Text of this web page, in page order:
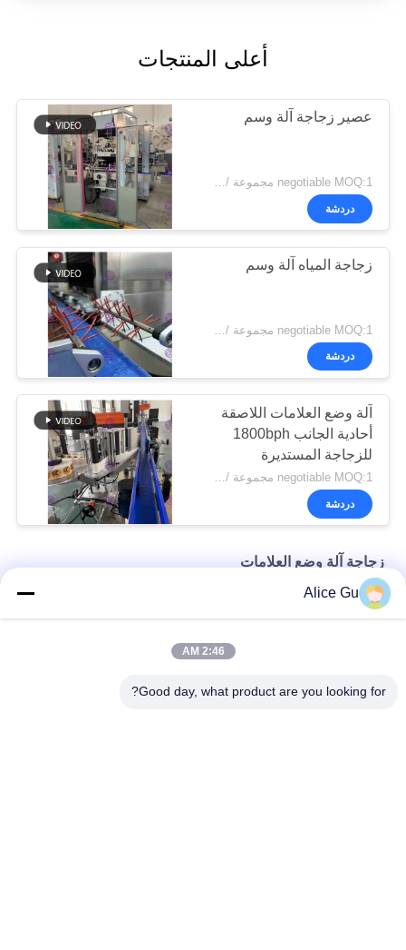
أعلى المنتجات
عصير زجاجة آلة وسم
negotiable MOQ:1 مجموعة / يس لعصير زجاجة آلة وسم
دردشة
زجاجة المياه آلة وسم
negotiable MOQ:1 مجموعة / جهاز كمبيوتر شخصى ل زجاجة المياه آلة وسم
دردشة
آلة وضع العلامات اللاصقة
أحادية الجانب 1800bph
للزجاجة المستديرة
الصغيرة
negotiable MOQ:1 مجموعة / جهاز كمبيوتر شخصى للشراب زجاجة آلة وسم
دردشة
زجاجة آلة وضع العلامات
جهين ملصقا وسم آلة للزجاج زجاجة البيرة الدقة +/- 1 ملليمتر
Alice Gu
2:46 AM
Good day, what product are you looking for?